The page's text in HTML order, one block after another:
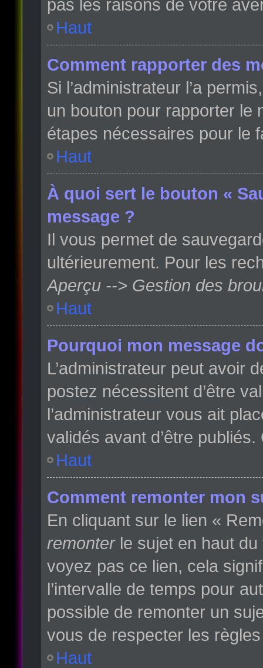
pas les raisons de votre
Haut
Comment rapporter des
Si l’administrateur l’a
un bouton pour rapporter le
étapes nécessaires pour le
Haut
À quoi sert le bouton «
message ?
Il vous permet de
ultérieurement. Pour les
Aperçu --> Gestion des
Haut
Pourquoi mon message
L’administrateur peut avoir
postez nécessitent d’être
l’administrateur vous ait
validés avant d’être
Haut
Comment remonter mon
En cliquant sur le lien «
remonterle sujet en haut du
voyez pas ce lien, cela
l’intervalle de temps pour
possible de remonter un
vous de respecter les
Haut